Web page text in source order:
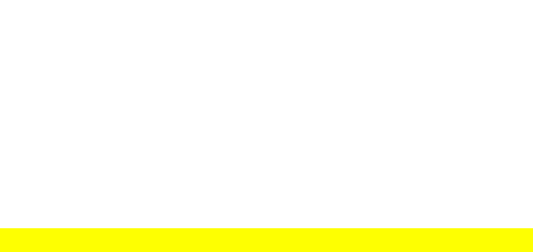
CITROËN
C25 AUTOBÚS (280_, 290_) C25 AUTOBÚS